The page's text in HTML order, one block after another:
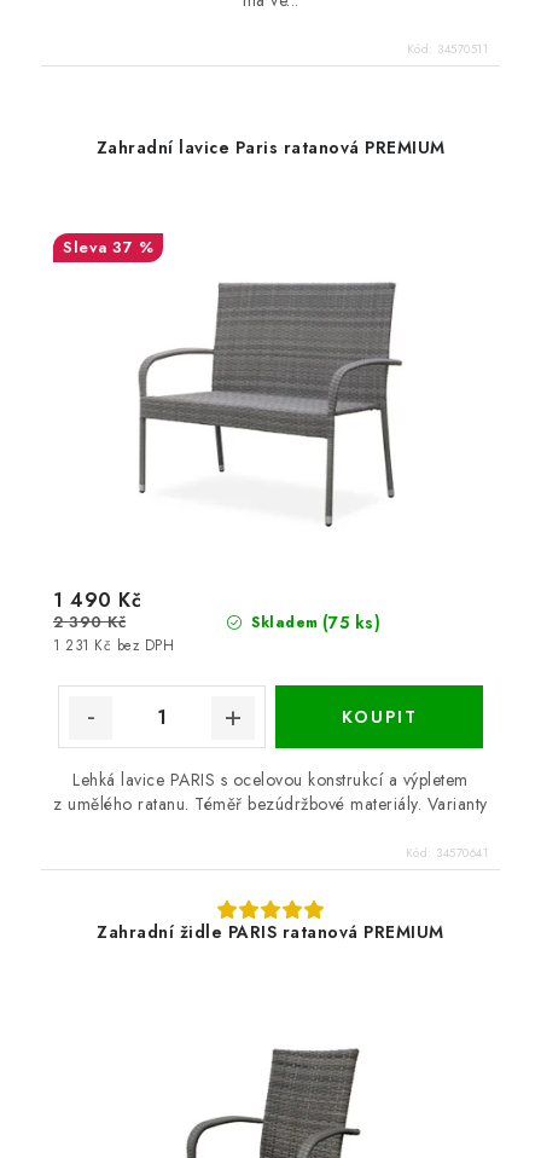
Kód: 34570511
Zahradní lavice Paris ratanová PREMIUM
37 %
Skladem (75 ks)
1 231 Kč bez DPH
1 490 Kč
2 390 Kč
Lehká lavice PARIS s ocelovou konstrukcí a výpletem
z umělého ratanu. Téměř bezúdržbové materiály. Varianty
Kód: 34570641
Zahradní židle PARIS ratanová PREMIUM